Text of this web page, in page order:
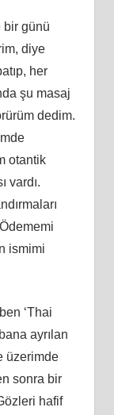
bir günü
diye
her
şu masaj
dedim.
otantik
vardı.
ismimi
‘Thai
ayrılan
üzerimde
sonra bir
hafif